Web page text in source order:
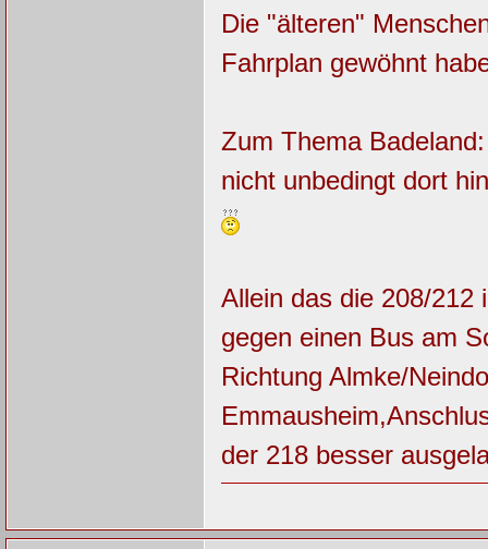
Die "älteren"
Fahrplan gewöhnt
Zum Thema
nicht unbedingt dort
Allein das die 208/212
gegen einen Bus am
Richtung Almke/
der 218 besser